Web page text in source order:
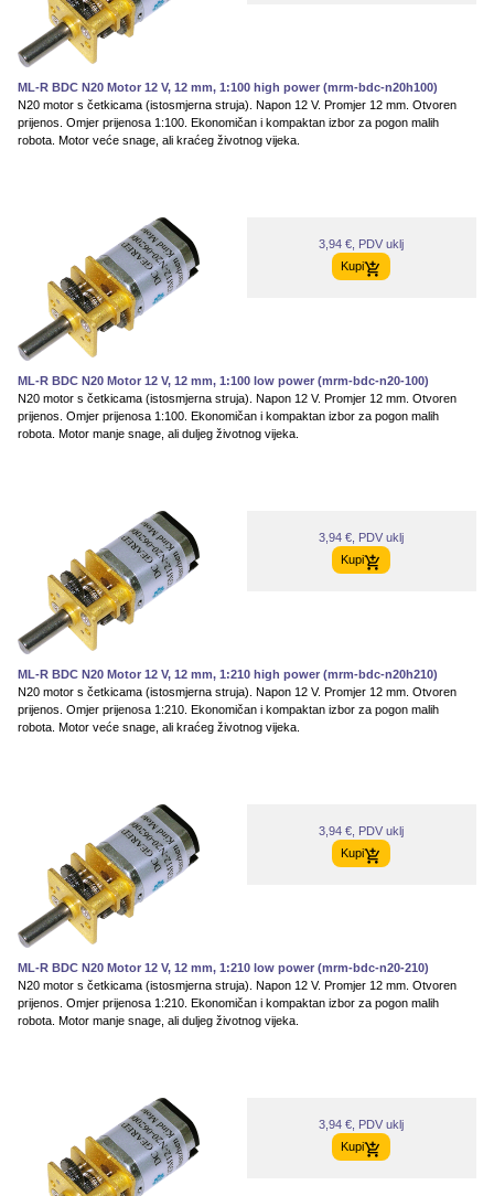
ML-R BDC N20 Motor 12 V, 12 mm, 1:100 high power (mrm-bdc-n20h100)
N20 motor s četkicama (istosmjerna struja). Napon 12 V. Promjer 12 mm. Otvoren
prijenos. Omjer prijenosa 1:100. Ekonomičan i kompaktan izbor za pogon malih
robota. Motor veće snage, ali kraćeg životnog vijeka.
3,94 €, PDV uklj
Kupi
ML-R BDC N20 Motor 12 V, 12 mm, 1:100 low power (mrm-bdc-n20-100)
N20 motor s četkicama (istosmjerna struja). Napon 12 V. Promjer 12 mm. Otvoren
prijenos. Omjer prijenosa 1:100. Ekonomičan i kompaktan izbor za pogon malih
robota. Motor manje snage, ali duljeg životnog vijeka.
3,94 €, PDV uklj
Kupi
ML-R BDC N20 Motor 12 V, 12 mm, 1:210 high power (mrm-bdc-n20h210)
N20 motor s četkicama (istosmjerna struja). Napon 12 V. Promjer 12 mm. Otvoren
prijenos. Omjer prijenosa 1:210. Ekonomičan i kompaktan izbor za pogon malih
robota. Motor veće snage, ali kraćeg životnog vijeka.
3,94 €, PDV uklj
Kupi
ML-R BDC N20 Motor 12 V, 12 mm, 1:210 low power (mrm-bdc-n20-210)
N20 motor s četkicama (istosmjerna struja). Napon 12 V. Promjer 12 mm. Otvoren
prijenos. Omjer prijenosa 1:210. Ekonomičan i kompaktan izbor za pogon malih
robota. Motor manje snage, ali duljeg životnog vijeka.
3,94 €, PDV uklj
Kupi